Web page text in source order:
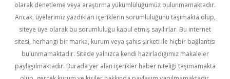
olarak denetleme veya araştırma yükümlülüğümüz bulunmamaktadır.
Ancak, üyelerimiz yazdıkları içeriklerin sorumluluğunu taşımakta olup,
siteye üye olarak bu sorumluluğu kabul etmiş sayılırlar. Bu internet
sitesi, herhangi bir marka, kurum veya şahıs şirketi ile hiçbir bağlantısı
bulunmamaktadır. Sitede yalnızca kendi hazırladığımız makaleler
paylaşılmaktadır. Burada yer alan içerikler haber niteliği taşımamakta